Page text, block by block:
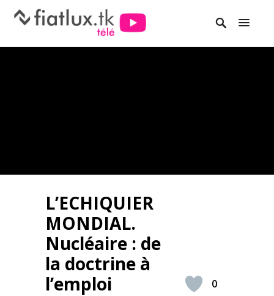
L’ECHIQUIER
MONDIAL.
Nucléaire : de
la doctrine à
l’emploi
0